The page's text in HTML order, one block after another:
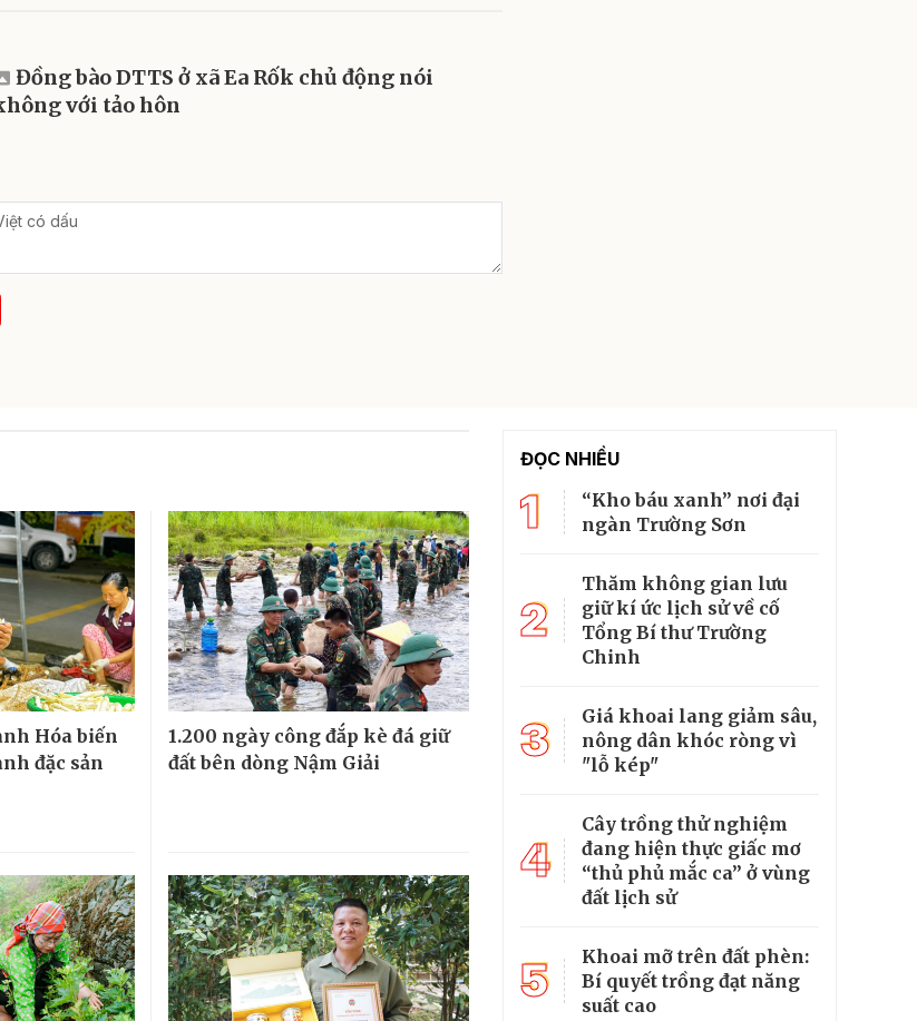
Đồng bào DTTS ở xã Ea Rốk chủ động nói
với tảo hôn
Hóa biến
đặc sản
1.200 ngày công đắp kè đá giữ
đất bên dòng Nậm Giải
ĐỌC NHIỀU
1
“Kho báu xanh” nơi đại
ngàn Trường Sơn
2
Thăm không gian lưu
giữ kí ức lịch sử về cố
Tổng Bí thư Trường
Chinh
3
Giá khoai lang giảm sâu,
nông dân khóc ròng vì
"lỗ kép"
4
Cây trồng thử nghiệm
đang hiện thực giấc mơ
“thủ phủ mắc ca” ở vùng
đất lịch sử
5
Khoai mỡ trên đất phèn:
Bí quyết trồng đạt năng
suất cao